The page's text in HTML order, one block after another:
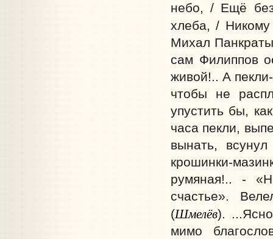
небо, / Ещё
хлеба, /
Михал
сам Филиппов
живой!.. А
чтобы не
упустить бы,
часа пекли,
вынать,
крошинки-
румяная!.. -
счастье».
(Шмелёв).
мимо